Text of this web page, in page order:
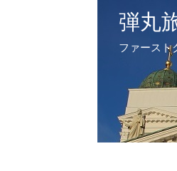
弾丸
ファースト